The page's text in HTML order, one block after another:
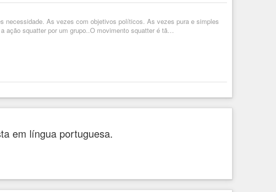
necessidade. As vezes com objetivos políticos. As vezes pura e simples
ação squatter por um grupo..O movimento squatter é tã…
em língua portuguesa.